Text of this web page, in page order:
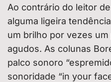
Ao contrário do leitor
alguma ligeira
um brilho por vezes
agudos. As colunas
palco sonoro
sonoridade “in your